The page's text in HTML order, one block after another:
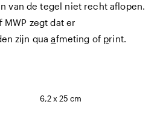
van de tegel niet recht aflopen.
MWP zegt dat er
zijn quaafmeting of print.
6,2 x 25 cm